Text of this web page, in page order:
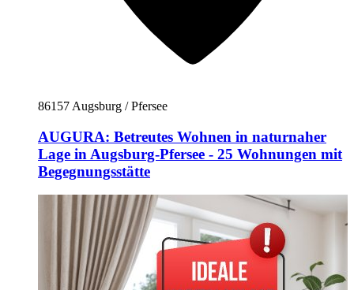
86157 Augsburg / Pfersee
AUGURA: Betreutes Wohnen in naturnaher
Lage in Augsburg-Pfersee - 25 Wohnungen mit
Begegnungsstätte